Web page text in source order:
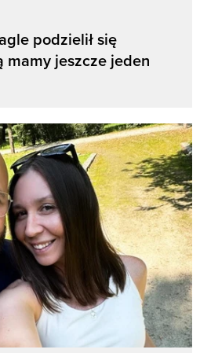
podzielił się
mamy jeszcze jeden